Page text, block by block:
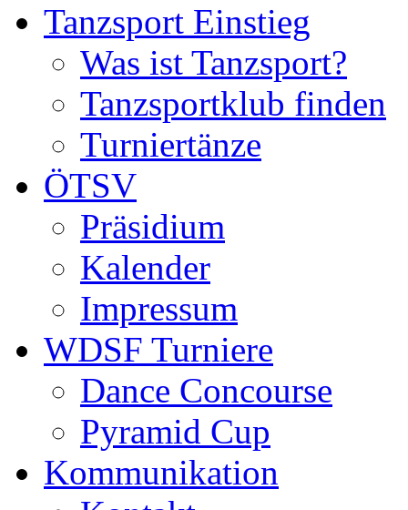
Tanzsport Einstieg
Was ist Tanzsport?
Tanzsportklub finden
Turniertänze
ÖTSV
Präsidium
Kalender
Impressum
WDSF Turniere
Dance Concourse
Pyramid Cup
Kommunikation